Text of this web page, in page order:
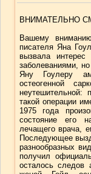
ВНИМАТЕЛЬНО
Вашему вниманию
писателя Яна
вызвала
заболеваниями,
Яну Гоулеру
остеогенной
неутешительной:
такой операции
1975 года
состояние его
лечащего врача,
Последующее
разнообразных
получил
осталось следов